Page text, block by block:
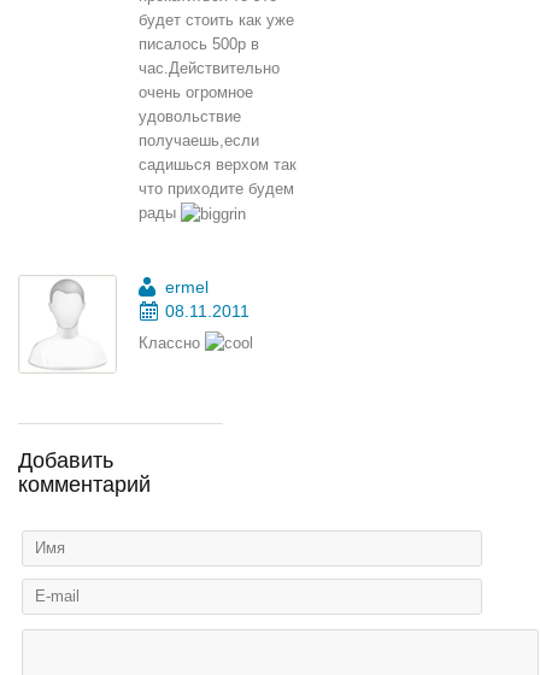
будет стоить как уже
писалось 500р в
час.Действительно
очень огромное
удовольствие
получаешь,если
садишься верхом так
что приходите будем
рады
ermel
08.11.2011
Классно
Добавить
комментарий